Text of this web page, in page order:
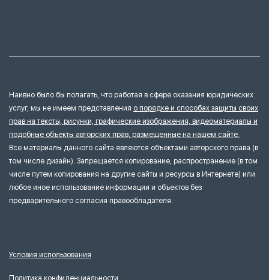
Наивно было бы полагать, что работая в сфере оказания юридических
услуг, мы не имеем представления о порядке и способах защиты своих
прав на тексты, рисунки, графические изображения, видеоматериалы и
подобные объекты авторских прав, размещенные на нашем сайте.
Все материалы данного сайта являются объектами авторского права (в
том числе дизайн). Запрещается копирование, распространение (в том
числе путем копирования на другие сайты и ресурсы в Интернете) или
любое иное использование информации и объектов без
предварительного согласия правообладателя.
Условия использования
Политика конфиденциальности